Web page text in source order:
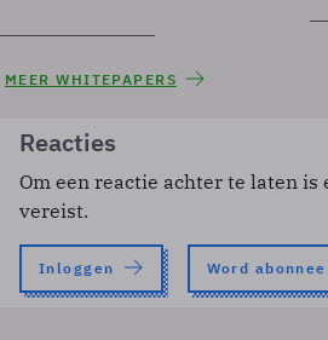
MEER WHITEPAPERS
Reacties
Om een reactie achter te laten is
vereist.
Inloggen Word abonnee